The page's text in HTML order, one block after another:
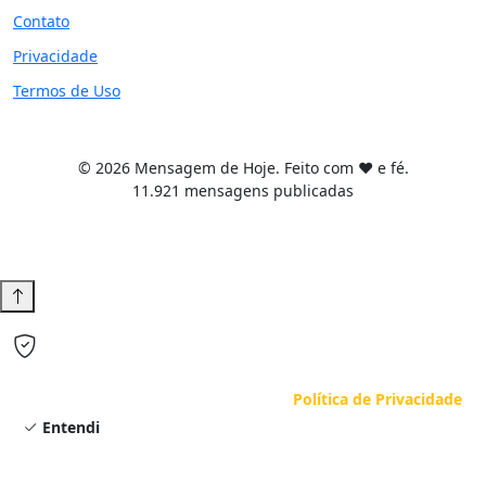
Contato
Privacidade
Termos de Uso
© 2026 Mensagem de Hoje. Feito com ❤️ e fé.
11.921 mensagens publicadas
Política de Privacidade
Entendi